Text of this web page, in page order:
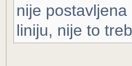
nije
liniju, nije to